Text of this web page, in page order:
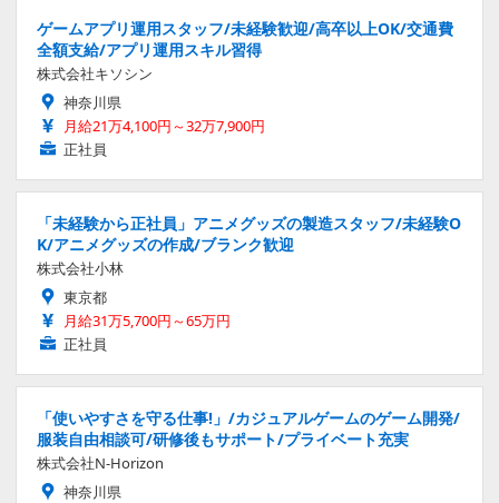
ゲームアプリ運用スタッフ/未経験歓迎/高卒以上OK/交通費
全額支給/アプリ運用スキル習得
株式会社キソシン
神奈川県
月給21万4,100円～32万7,900円
正社員
「未経験から正社員」アニメグッズの製造スタッフ/未経験O
K/アニメグッズの作成/ブランク歓迎
株式会社小林
東京都
月給31万5,700円～65万円
正社員
「使いやすさを守る仕事!」/カジュアルゲームのゲーム開発/
服装自由相談可/研修後もサポート/プライベート充実
株式会社N-Horizon
神奈川県